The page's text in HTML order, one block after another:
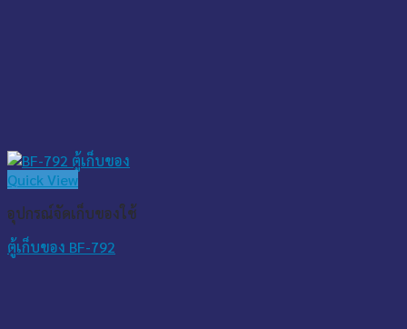
Quick View
อุปกรณ์จัดเก็บของใช้
ตู้เก็บของ BF-792